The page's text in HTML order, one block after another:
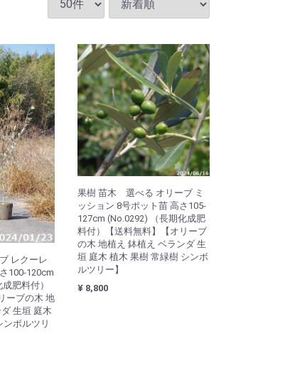
レクーレ
100-120cm
肥料付）
ーブの木 地
生垣 庭木
ンボルツリ
果樹 苗木 選べる オリーブ ミ
ッション 8号ポット苗 高さ105-
127cm (No.0292) （長期化成肥
料付）【送料無料】【オリーブ
の木 地植え 鉢植え ベランダ 生
垣 庭木 植木 果樹 常緑樹 シンボ
ルツリー】
¥ 8,800